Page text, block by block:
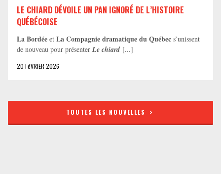
LE CHIARD DÉVOILE UN PAN IGNORÉ DE L’HISTOIRE
QUÉBÉCOISE
La Bordée et La Compagnie dramatique du Québec s’unissent
de nouveau pour présenter Le chiard [...]
20 FéVRIER 2026
TOUTES LES NOUVELLES